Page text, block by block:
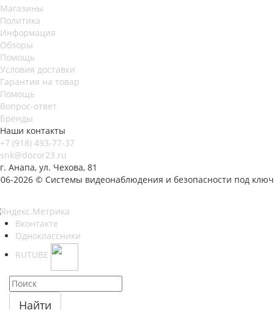
Магазины
Политика
Информация
Обзоры
Помощь
Условия доставки
Гарантия на товар
Помощь
Вопрос-ответ
Бренды
Наши контакты
+7 (918) 493-77-37
snk@dozor23.ru
г. Анапа, ул. Чехова, 81
2026 © Системы видеонаблюдения и безопасности под ключ
Вконтакте
Одноклассники
RUTUBE
Найти